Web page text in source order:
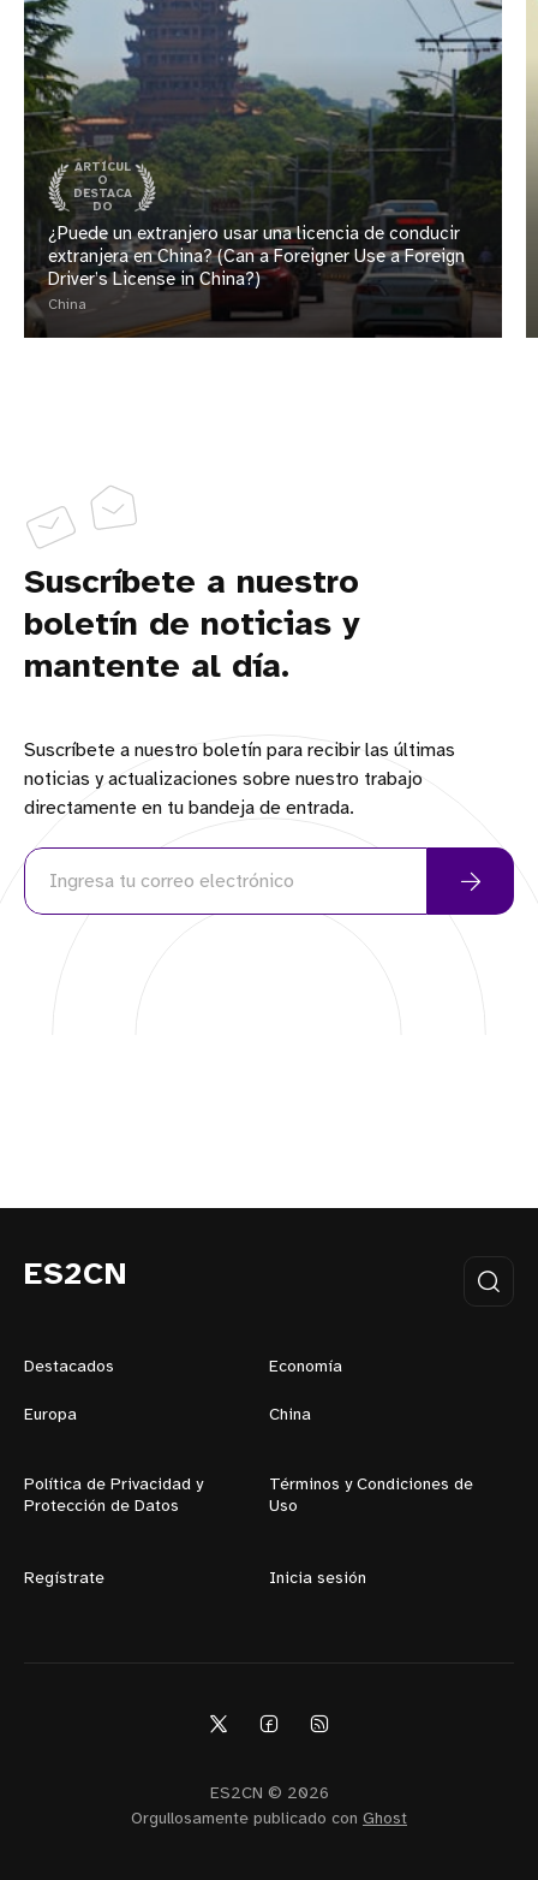
ARTÍCUL
O
DESTACA
DO
¿Puede un extranjero usar una licencia de conducir
extranjera en China? (Can a Foreigner Use a Foreign
Driver’s License in China?)
China
Suscríbete a nuestro
boletín de noticias y
mantente al día.
Suscríbete a nuestro boletín para recibir las últimas
noticias y actualizaciones sobre nuestro trabajo
directamente en tu bandeja de entrada.
ES2CN
Destacados Economía
Europa China
Política de Privacidad y
Protección de Datos
Términos y Condiciones de
Uso
Regístrate Inicia sesión
ES2CN © 2026
Orgullosamente publicado con Ghost